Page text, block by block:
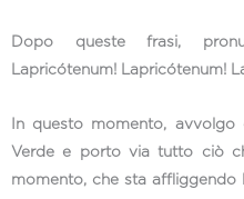
Dopo queste frasi,
Lapricótenum! Lapricótenum!
In questo momento,
Verde e porto via tutto ciò
momento, che sta affliggendo